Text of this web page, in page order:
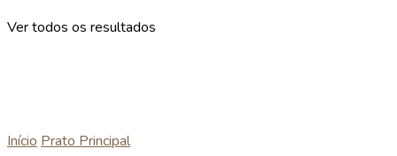
Ver todos os resultados
Início Prato Principal